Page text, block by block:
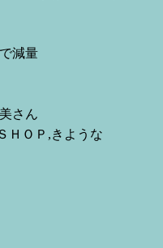
減量
美さん
ＨＯＰ,きような